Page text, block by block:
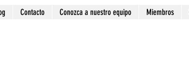
Contacto Conozca a nuestro equipo Miembros